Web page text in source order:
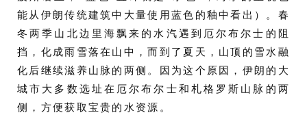
能从伊朗传统建筑中大量使用蓝色的釉中看出）。春
冬两季山北边里海飘来的水汽遇到厄尔布尔士的阻
挡，化成雨雪落在山中，而到了夏天，山顶的雪水融
化后继续滋养山脉的两侧。因为这个原因，伊朗的大
城市大多数选址在厄尔布尔士和札格罗斯山脉的两
侧，方便获取宝贵的水资源。